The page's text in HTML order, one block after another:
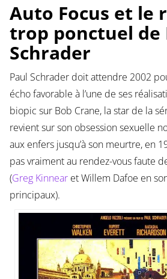
Auto Focus et le
trop ponctuel de
Schrader
Paul Schrader doit attendre 2002
écho favorable à l’une de ses
biopic sur Bob Crane, la star de la
revient sur son obsession sexuelle
aux enfers jusqu’à son meurtre, en
pas vraiment au rendez-vous faute
(Greg Kinnearet Willem Dafoe en
principaux).